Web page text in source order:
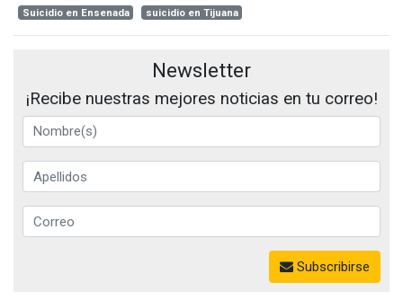
Suicidio en Ensenada
suicidio en Tijuana
Newsletter
¡Recibe nuestras mejores noticias en tu correo!
Subscribirse